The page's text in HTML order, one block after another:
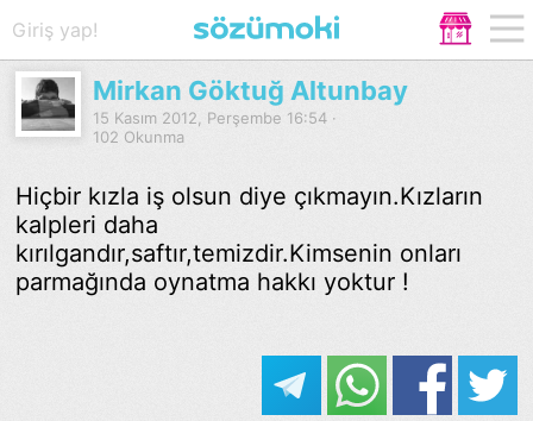
Giriş yap!
Mirkan Göktuğ Altunbay
15 Kasım 2012, Perşembe 16:54 ·
102 Okunma
Hiçbir kızla iş olsun diye çıkmayın.Kızların
kalpleri daha
kırılgandır,saftır,temizdir.Kimsenin onları
parmağında oynatma hakkı yoktur !